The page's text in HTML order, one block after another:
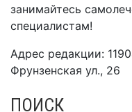
занимайтесь
специалистам!
Адрес редакции:
Фрунзенская ул., 26
ПОИСК